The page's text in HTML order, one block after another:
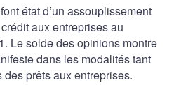
état d’un assouplissement
aux entreprises au
Le solde des opinions montre
dans les modalités tant
prêts aux entreprises.